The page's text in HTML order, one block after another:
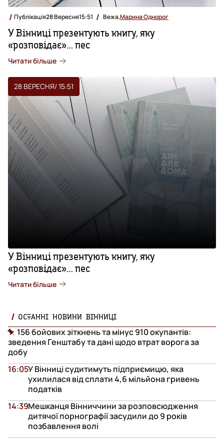
Публікація28 Вересня15:51 Вежа,Марина Однорог
У Вінниці презентують книгу, яку
«розповідає»… пес
Читати більше
28 ВЕРЕСНЯ/ 15:51
У Вінниці презентують книгу, яку
«розповідає»… пес
Читати більше
ОСТАННІ НОВИНИ ВІННИЦІ
156 бойових зіткнень та мінус 910 окупантів:
зведення Генштабу та дані щодо втрат ворога за
добу
У Вінниці судитимуть підприємицю, яка
ухилилася від сплати 4,6 мільйона гривень
податків
16:05
Мешканця Вінниччини за розповсюдження
дитячої порнографії засудили до 9 років
позбавлення волі
14:39